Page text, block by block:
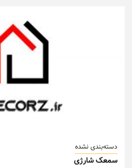
دسته‌بندی نشده
سمعک شارژی